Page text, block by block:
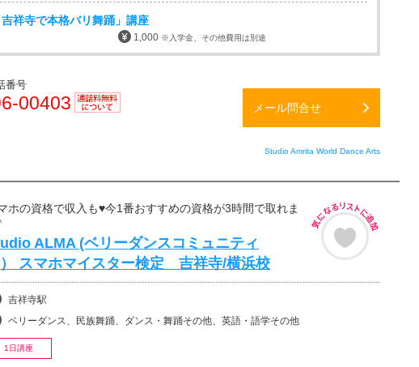
吉祥寺で本格バリ舞踊」講座
1,000 ※入学金、その他費用は別途
番号
00403 メール問合せ
Studio Amrita World Dance Arts
ホの資格で収入も♥今1番おすすめの資格が3時間で取れま
ALMA (ベリーダンスコミュニティ
スマホマイスター検定 吉祥寺/横浜校
吉祥寺駅
ベリーダンス、民族舞踊、ダンス・舞踊その他、英語・語学その他
1日講座